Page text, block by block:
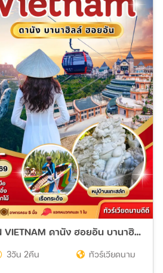
ทัวร์เวียดนาม JUSTIN VIETNAM ดานัง ฮอยอัน บานาฮิลล์ 3วัน 2คืน (EK)
3วัน 2คืน ทัวร์เวียดนาม